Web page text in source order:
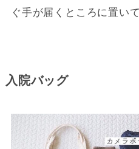
ぐ手が届くところに置い
入院バッグ